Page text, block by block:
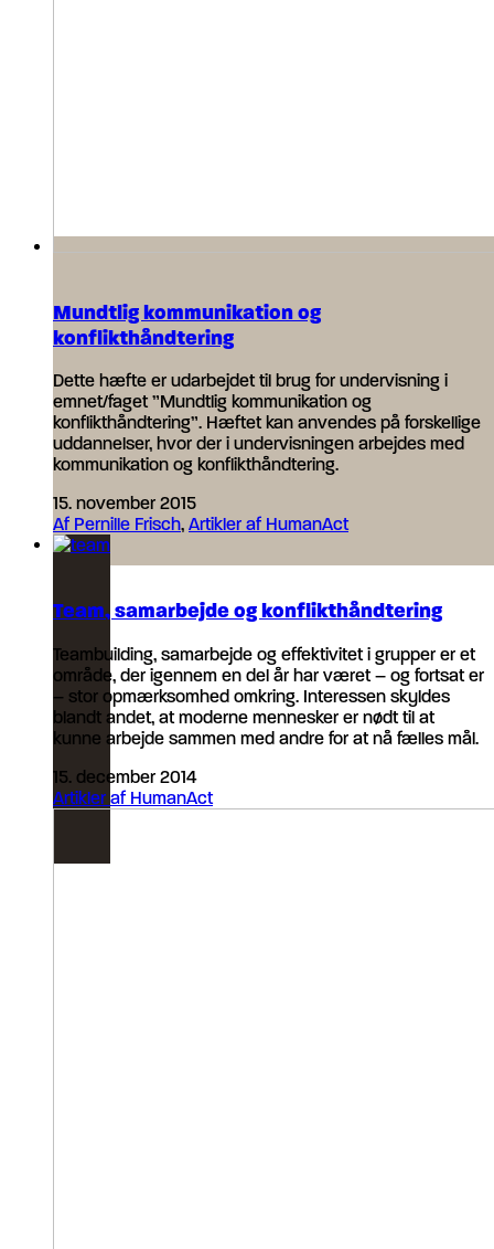
Mundtlig kommunikation og
konflikthåndtering
Dette hæfte er udarbejdet til brug for undervisning i
emnet/faget ”Mundtlig kommunikation og
konflikthåndtering”. Hæftet kan anvendes på forskellige
uddannelser, hvor der i undervisningen arbejdes med
kommunikation og konflikthåndtering.
15. november 2015
Af Pernille Frisch, Artikler af HumanAct
Team, samarbejde og konflikthåndtering
Teambuilding, samarbejde og effektivitet i grupper er et
område, der igennem en del år har været – og fortsat er
– stor opmærksomhed omkring. Interessen skyldes
blandt andet, at moderne mennesker er nødt til at
kunne arbejde sammen med andre for at nå fælles mål.
15. december 2014
Artikler af HumanAct